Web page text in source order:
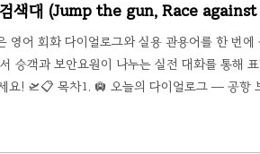
색대 (Jump the gun, Race
어 회화 다이얼로그와 실용 관용어를 한 번에
승객과 보안요원이 나누는 실전 대화를 통해
요! 🛫📋 목차1. 🛄 오늘의 다이얼로그 — 공항
심 표현 & 관용어 요약🛄 오늘의 다이얼로그